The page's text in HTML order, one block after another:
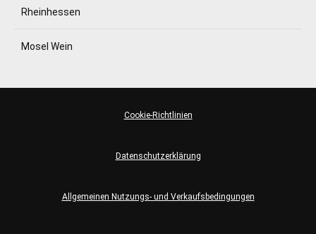
Rheinhessen
Mosel Wein
Allgemeinen Nutzungs- und Verkaufsbedingungen
Datenschutzerklärung
Cookie-Richtlinien